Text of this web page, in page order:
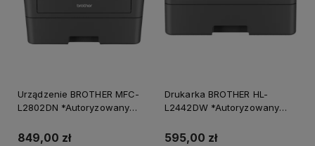
Urządzenie BROTHER MFC-
L2802DN *Autoryzowany
849,00 zł
Drukarka BROTHER HL-
L2442DW *Autoryzowany
595,00 zł